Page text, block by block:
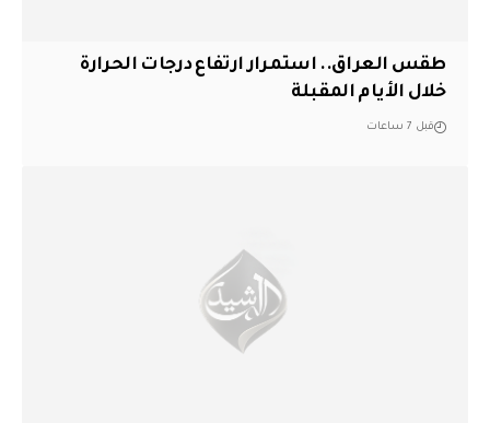
طقس العراق.. استمرار ارتفاع درجات الحرارة
خلال الأيام المقبلة
قبل 7 ساعات